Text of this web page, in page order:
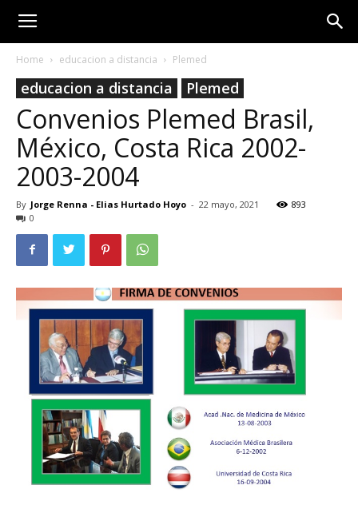
Home educacion a distancia Plemed
educacion a distancia Plemed
Convenios Plemed Brasil,
México, Costa Rica 2002-
2003-2004
By Jorge Renna - Elias Hurtado Hoyo - 22 mayo, 2021
893
0